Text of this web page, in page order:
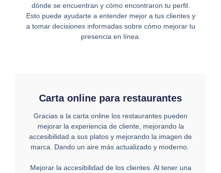
dónde se encuentran y cómo encontraron tu perfil.
Esto puede ayudarte a entender mejor a tus clientes y
a tomar decisiones informadas sobre cómo mejorar tu
presencia en línea.
Carta online para restaurantes
Gracias a la carta online los restaurantes pueden
mejorar la experiencia de cliente, mejorando la
accesibilidad a sus platos y mejorando la imagen de
marca. Dando un aire más actualizado y moderno.
Mejorar la accesibilidad de los clientes. Al tener una